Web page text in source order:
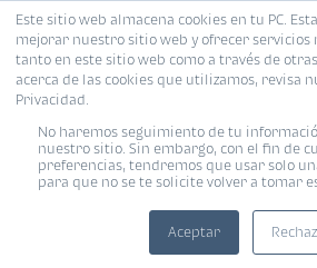
Este sitio web almacena cookies en tu PC.
mejorar nuestro sitio web y ofrecer servicios
tanto en este sitio web como a través de
acerca de las cookies que utilizamos, revisa
Privacidad.
No haremos seguimiento de tu
nuestro sitio. Sin embargo, con el fin de
preferencias, tendremos que usar solo
para que no se te solicite volver a tomar
Aceptar